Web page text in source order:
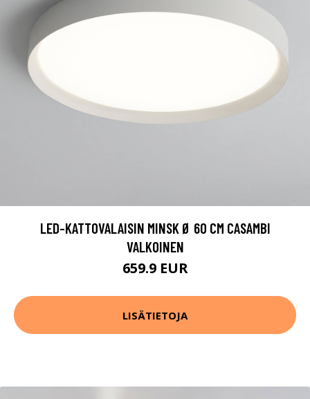
LED-KATTOVALAISIN MINSK Ø 60 CM CASAMBI
VALKOINEN
659.9 EUR
LISÄTIETOJA